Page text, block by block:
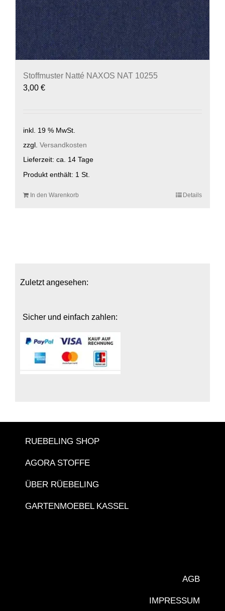
Stoffmuster Natté NAXOS NAT 10255
3,00 €
inkl. 19 % MwSt.
zzgl. Versandkosten
Lieferzeit: ca. 14 Tage
Produkt enthält: 1 St.
In den Warenkorb Details
Zuletzt angesehen:
Sicher und einfach zahlen:
RUEBELING SHOP
AGORA STOFFE
ÜBER RÜEBELING
GARTENMOEBEL KASSEL
AGB
IMPRESSUM